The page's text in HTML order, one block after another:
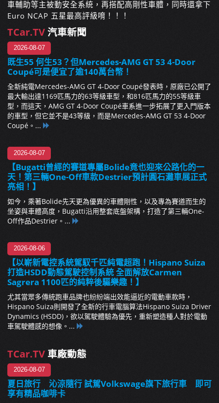
車輔助等主被動安全系統，再搭配高剛性車體，同時還拿下
Euro NCAP 五星最高評級唷！！！
TCar.TV汽車新聞
2026-08-07
既生55 何生53？但Mercedes-AMG GT 53 4-Door
Coupé可是便宜了逾140萬台幣！
全新純電Mercedes-AMG GT 4-Door Coupé發表時，原廠已公開了
最大輸出達1169匹馬力的63等級車型，和816匹馬力的55等級車
型，而這天，AMG GT 4-Door Coupé車系進一步拓展了更入門版本
的車型，但它並不是43等級，而是Mercedes-AMG GT 53 4-Door
Coupé。...
2026-08-07
【Bugatti曾經的賽道專屬Bolide竟也迎來公路化的一
天！第三輛One-Off車款Destrier預計圓石灘車展正式
亮相！】
如今，乘著Bolide先天更為優異的車體剛性，以及專為賽道而生的
坐姿與車體高度，Bugatti沿用整套底盤架構，打造了第三輛One-
Off作品Destrier。...
2026-08-06
【以嶄新電控系統駕馭千匹純電超跑！Hispano Suiza
打造HSDD動態駕駛控制系統 全面解放Carmen
Sagrera 1100匹的純粹後驅樂趣！】
尤其當眾多傳統跑車品牌也紛紛端出效能逼近的電動車款時，
Hispano Suiza則開發了全新的行車電腦算法Hispano Suiza Driver
Dynamics (HSDD)，欲以駕駛體驗為優先，重新塑造種人對於電動
車駕駛體感的想像。...
TCar.TV 車廠動態
2026-08-07
夏日旅行 沁涼隨行 試駕Volkswage旗下旅行車 即可
享有精品咖啡卡